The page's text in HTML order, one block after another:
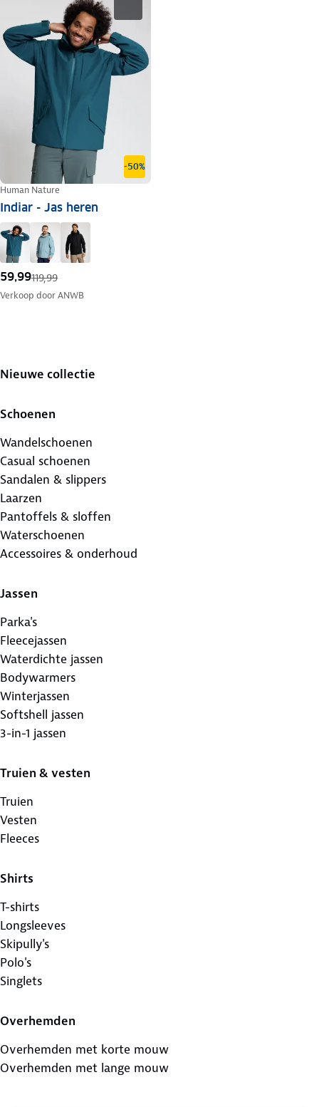
-50%
Human Nature
Indiar - Jas heren
59,99119,99
Verkoop doorANWB
Nieuwe collectie
Schoenen
Wandelschoenen
Casual schoenen
Sandalen & slippers
Laarzen
Pantoffels & sloffen
Waterschoenen
Accessoires & onderhoud
Jassen
Parka's
Fleecejassen
Waterdichte jassen
Bodywarmers
Winterjassen
Softshell jassen
3-in-1 jassen
Truien & vesten
Truien
Vesten
Fleeces
Shirts
T-shirts
Longsleeves
Skipully's
Polo's
Singlets
Overhemden
Overhemden met korte mouw
Overhemden met lange mouw